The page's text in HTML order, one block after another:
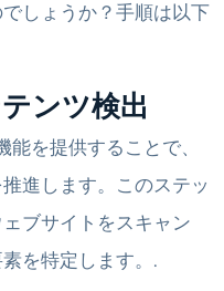
しょうか？手順は以下
ンツ検出
を提供することで、
進します。このステッ
ブサイトをスキャン
を特定します。.